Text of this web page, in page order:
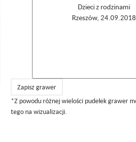
Zapisz grawer
*Z powodu różnej wielości pudełek grawer
tego na wizualizacji.